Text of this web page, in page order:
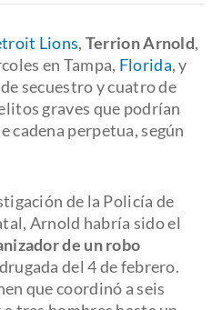
Lions, Terrion Arnold,
en Tampa, Florida, y
secuestro y cuatro de
graves que podrían
cadena perpetua, según
de la Policía de
Arnold habría sido el
de un robo
del 4 de febrero.
que coordinó a seis